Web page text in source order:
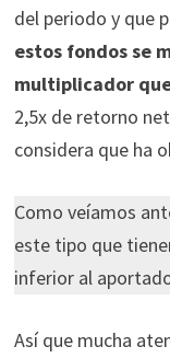
del periodo y que
estos fondos se
multiplicador
2,5x de retorno
considera que ha
Como veíamos
este tipo que
inferior al
Así que mucha